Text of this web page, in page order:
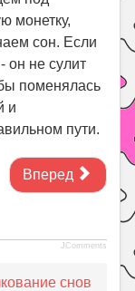
монетку,
сон. Если
он не сулит
поменялась
и
пути.
Вперед
JComments
снов